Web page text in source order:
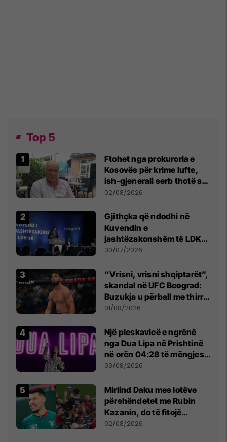
Top 5
Ftohet nga prokuroria e
Kosovës për krime lufte,
ish-gjenerali serb thotë se
dikush e tradhtoi në
02/08/2026
Gjithçka që ndodhi në
Kuvendin e
jashtëzakonshëm të LDK-
së
30/07/2026
“Vrisni, vrisni shqiptarët”,
skandal në UFC Beograd:
Buzukja u përball me thirrje
anti-shqiptare nga
01/08/2026
Një pleskavicë e ngrënë
nga Dua Lipa në Prishtinë
në orën 04:28 të mëngjesit
- dhe bota digjitale serbe
03/08/2026
Mirlind Daku mes lotëve
përshëndetet me Rubin
Kazanin, do të fitojë
miliona te Spartak Moska
02/08/2026